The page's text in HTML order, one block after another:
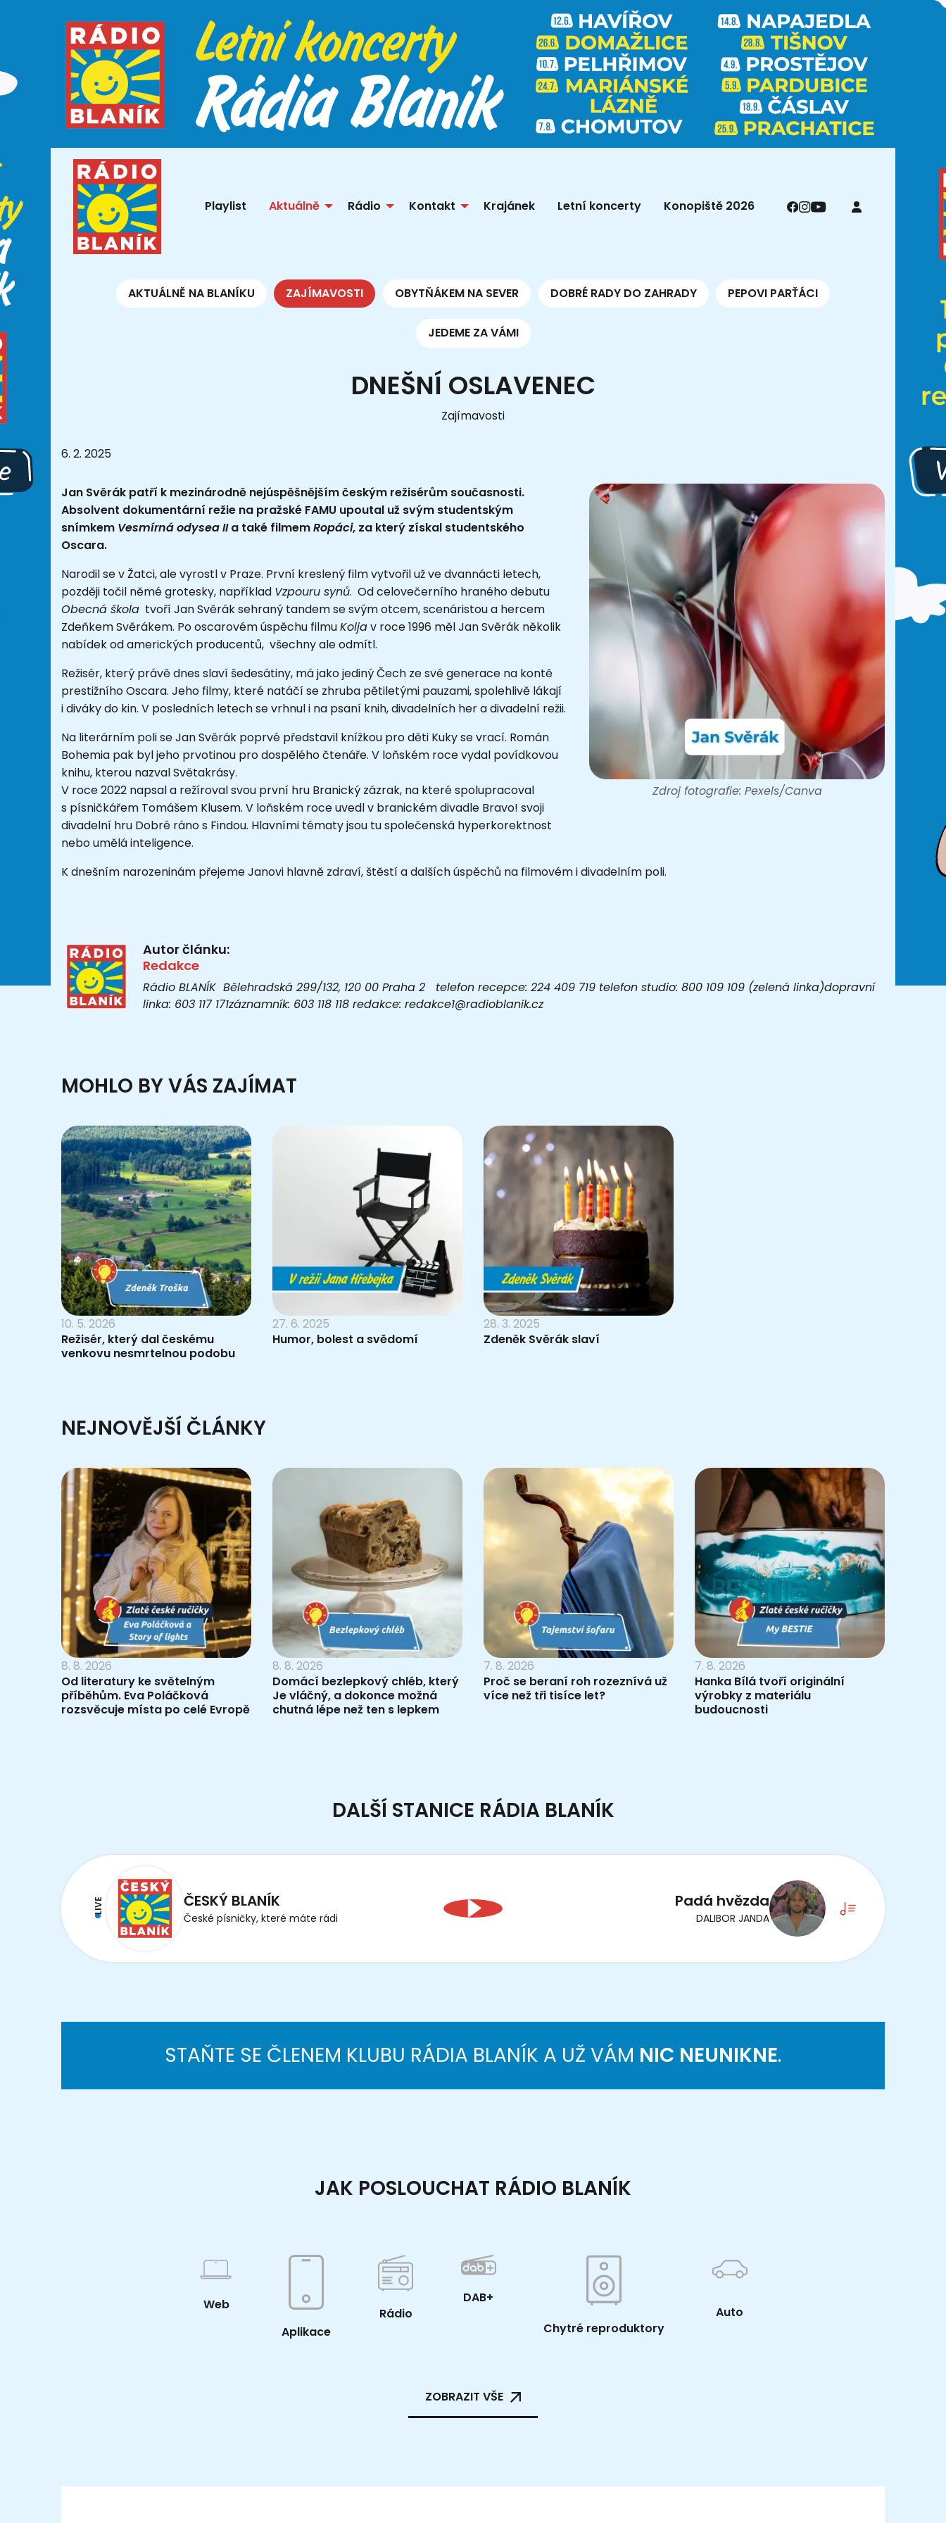
Playlist Aktuálně Rádio Kontakt Krajánek Letní koncerty Konopiště 2026
AKTUÁLNĚ NA BLANÍKU ZAJÍMAVOSTI OBYTŇÁKEM NA SEVER DOBRÉ RADY DO ZAHRADY PEPOVI PARŤÁCI
JEDEME ZA VÁMI
DNEŠNÍ OSLAVENEC
Zajímavosti
6. 2. 2025
Zdroj fotografie: Pexels/Canva
Jan Svěrák patří k mezinárodně nejúspěšnějším českým režisérům současnosti.
Absolvent dokumentární režie na pražské FAMU upoutal už svým studentským
snímkem Vesmírná odysea IIa také filmemRopáci, za který získal studentského
Oscara.
Narodil se v Žatci, ale vyrostl v Praze. První kreslený film vytvořil už ve dvannácti letech,
později točil němé grotesky, například Vzpouru synů. Od celovečerního hraného debutu
Obecná škola tvoří Jan Svěrák sehraný tandem se svým otcem, scenáristou a hercem
Zdeňkem Svěrákem. Po oscarovém úspěchu filmuKoljav roce 1996 měl Jan Svěrák několik
nabídek od amerických producentů, všechny ale odmítl.
Režisér, který právě dnes slaví šedesátiny, má jako jediný Čech ze své generace na kontě
prestižního Oscara. Jeho filmy, které natáčí se zhruba pětiletými pauzami, spolehlivě lákají
i diváky do kin. V posledních letech se vrhnul i na psaní knih, divadelních her a divadelní režii.
Na literárním poli se Jan Svěrák poprvé představil knížkou pro děti Kuky se vrací. Román
Bohemia pak byl jeho prvotinou pro dospělého čtenáře. V loňském roce vydal povídkovou
knihu, kterou nazval Světakrásy.
V roce 2022 napsal a režíroval svou první hru Branický zázrak, na které spolupracoval
s písničkářem Tomášem Klusem. V loňském roce uvedl v branickém divadle Bravo! svoji
divadelní hru Dobré ráno s Findou. Hlavními tématy jsou tu společenská hyperkorektnost
nebo umělá inteligence.
K dnešním narozeninám přejeme Janovi hlavně zdraví, štěstí a dalších úspěchů na filmovém i divadelním poli.
Autor článku:
Redakce
Rádio BLANÍK Bělehradská 299/132, 120 00 Praha 2 telefon recepce: 224 409 719 telefon studio: 800 109 109 (zelená linka)dopravní
linka: 603 117 171záznamník: 603 118 118 redakce: redakce1@radioblanik.cz
MOHLO BY VÁS ZAJÍMAT
10. 5. 2026
Režisér, který dal českému
venkovu nesmrtelnou podobu
27. 6. 2025
Humor, bolest a svědomí
28. 3. 2025
Zdeněk Svěrák slaví
NEJNOVĚJŠÍ ČLÁNKY
8. 8. 2026
Od literatury ke světelným
příběhům. Eva Poláčková
rozsvěcuje místa po celé Evropě
8. 8. 2026
Domácí bezlepkový chléb, který
Je vláčný, a dokonce možná
chutná lépe než ten s lepkem
7. 8. 2026
Proč se beraní roh rozeznívá už
více než tři tisíce let?
7. 8. 2026
Hanka Bílá tvoří originální
výrobky z materiálu
budoucnosti
DALŠÍ STANICE RÁDIA BLANÍK
LIVE ČESKÝ BLANÍK
České písničky, které máte rádi
Padá hvězda
DALIBOR JANDA
STAŇTE SE ČLENEM KLUBU RÁDIA BLANÍK A UŽ VÁM NIC NEUNIKNE.
JAK POSLOUCHAT RÁDIO BLANÍK
Web
Aplikace
Rádio
DAB+
Chytré reproduktory
Auto
ZOBRAZIT VŠE